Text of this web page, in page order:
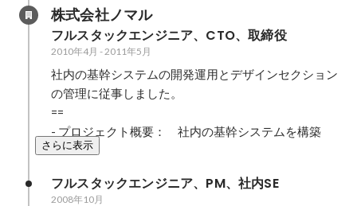
株式会社ノマル
フルスタックエンジニア、CTO、取締役
2010年4月 -2011年5月
社内の基幹システムの開発運用とデザインセクション
の管理に従事しました。
==
- プロジェクト概要：　社内の基幹システムを構築
さらに表示
フルスタックエンジニア、PM、社内SE
2008年10月